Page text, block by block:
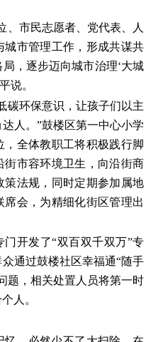
、市民志愿者、党代表、人
城市管理工作，形成共谋共
，逐步迈向城市治理‘大城
说。
碳环保意识，让孩子们以主
人。”鼓楼区第一中心小学
全体教职工将积极践行脚
市容环境卫生，向沿街商
法规，同时定期参加属地
会，为精细化街区管理出
门开发了“双百双千双万”专
通过鼓楼社区幸福通“随手
题，相关处置人员将第一时
人。